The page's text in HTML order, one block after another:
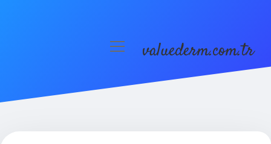
menüyüvaluederm.com.tr